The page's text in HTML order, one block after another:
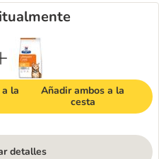
la
Añadir ambos a la
cesta
detalles